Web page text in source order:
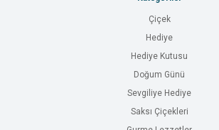
Çiçek
Hediye
Hediye Kutusu
Doğum Günü
Sevgiliye Hediye
Saksı Çiçekleri